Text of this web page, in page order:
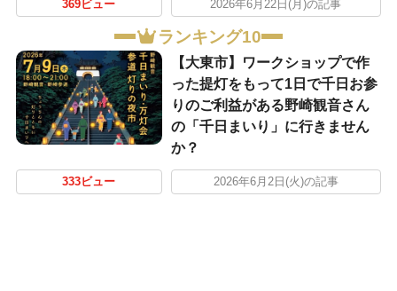
369ビュー 2026年6月22日(月)の記事
ランキング10
【大東市】ワークショップで作
った提灯をもって1日で千日お参
りのご利益がある野崎観音さん
の「千日まいり」に行きません
か？
333ビュー 2026年6月2日(火)の記事